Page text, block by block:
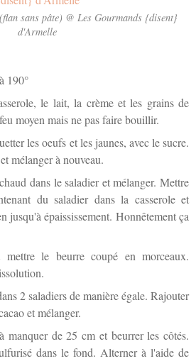
sans pâte) @ Les Gourmands {disent}
d'Armelle
190°
le lait, la crème et les grains de
moyen mais ne pas faire bouillir.
les oeufs et les jaunes, avec le sucre.
mélanger à nouveau.
dans le saladier et mélanger. Mettre
du saladier dans la casserole et
jusqu'à épaississement. Honnêtement ça
le beurre coupé en morceaux.
2 saladiers de manière égale. Rajouter
et mélanger.
manquer de 25 cm et beurrer les côtés.
dans le fond. Alterner à l'aide de